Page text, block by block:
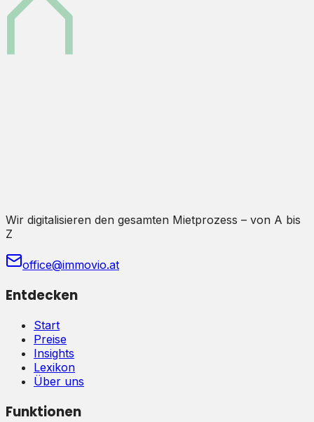
Wir digitalisieren den gesamten Mietprozess – von A bis
Z
office@immovio.at
Entdecken
Start
Preise
Insights
Lexikon
Über uns
Funktionen